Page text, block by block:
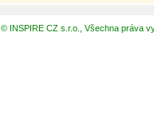
© INSPIRE CZ s.r.o., Všechna práva